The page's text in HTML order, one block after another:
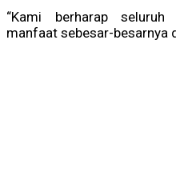
“Kami berharap
manfaat sebesar-besarnya